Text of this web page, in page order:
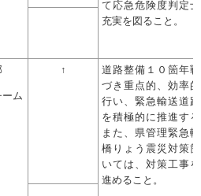
て応急危険度判定
充実を図ること。
ム
↑
道路整備１０箇年
づき重点的、効率
行い、緊急輸送道
を積極的に推進す
また、県管理緊急
橋りょう震災対策
いては、対策工事
進めること。